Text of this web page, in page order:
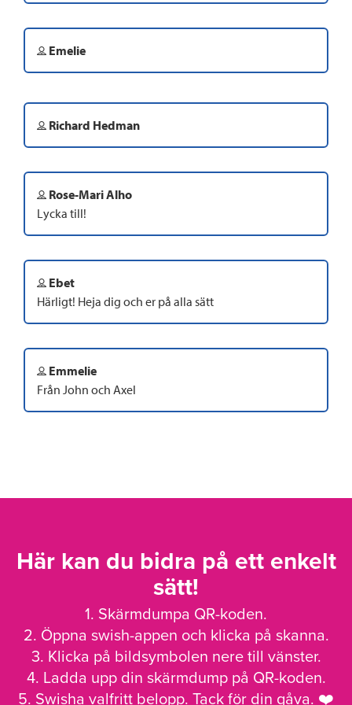
Emelie
Richard Hedman
Rose-Mari Alho
Lycka till!
Ebet
Härligt! Heja dig och er på alla sätt
Emmelie
Från John och Axel
Här kan du bidra på ett enkelt
sätt!
1. Skärmdumpa QR-koden.
2. Öppna swish-appen och klicka på skanna.
3. Klicka på bildsymbolen nere till vänster.
4. Ladda upp din skärmdump på QR-koden.
5. Swisha valfritt belopp. Tack för din gåva. ❤️